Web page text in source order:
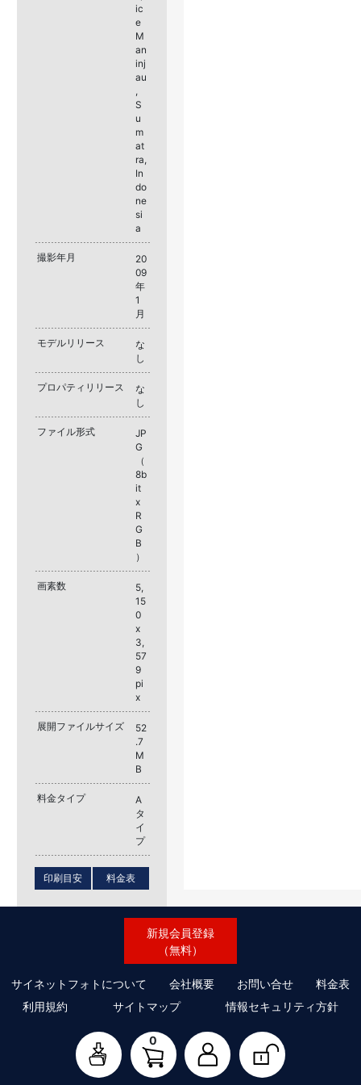
ic
e
M
an
inj
au
,
S
u
m
at
ra,
In
do
ne
si
a
撮影年月
20
09
年
1
月
モデルリリース
な
し
プロパティリリース
な
し
ファイル形式
JP
G
（
8b
it
x
R
G
B
）
画素数
5,
15
0
x
3,
57
9
pi
x
展開ファイルサイズ
52
.7
M
B
料金タイプ
A
タ
イ
プ
印刷目安 料金表
新規会員登録
（無料）
サイネットフォトについて 会社概要 お問い合せ
料金表
利用規約
サイトマップ 情報セキュリティ方針
0